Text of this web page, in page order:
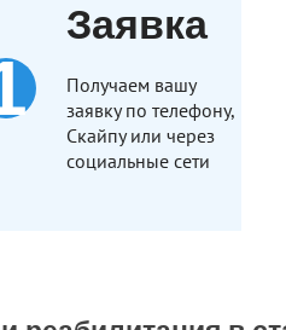
Заявка
Получаем вашу
заявку по телефону,
Скайпу или через
социальные сети